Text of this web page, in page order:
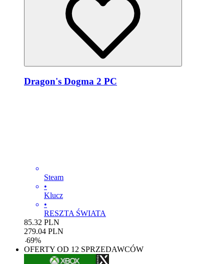
Dragon's Dogma 2 PC
Steam
•
Klucz
•
RESZTA ŚWIATA
85.32 PLN
279.04 PLN
-69%
OFERTY OD 12 SPRZEDAWCÓW